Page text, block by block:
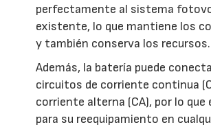
perfectamente al sistema
existente, lo que mantiene los
y también conserva los recursos.
Además, la batería puede
circuitos de corriente continua
corriente alterna (CA), por lo que
para su reequipamiento en